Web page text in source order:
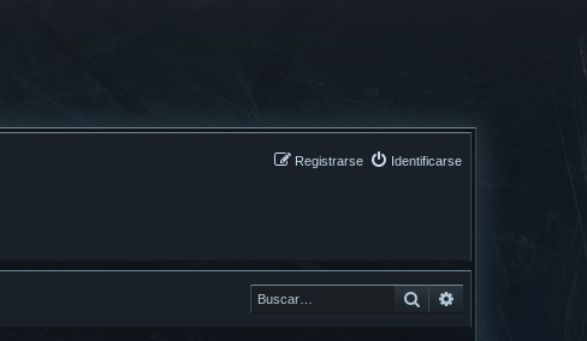
Identificarse
Registrarse
Buscar